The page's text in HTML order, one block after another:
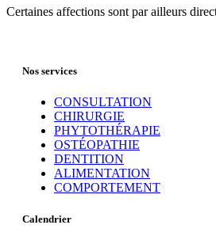
Certaines affections sont par ailleurs
Nos services
CONSULTATION
CHIRURGIE
PHYTOTHÉRAPIE
OSTÉOPATHIE
DENTITION
ALIMENTATION
COMPORTEMENT
Calendrier